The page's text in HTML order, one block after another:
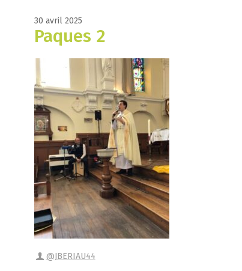
30 avril 2025
Paques 2
@JBERIAU44